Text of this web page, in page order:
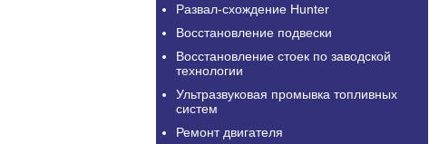
Развал-схождение Hunter
Восстановление подвески
Восстановление стоек по заводской
технологии
Ультразвуковая промывка топливных
систем
Ремонт двигателя